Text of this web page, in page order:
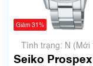
Giảm 31%
Tình trạng: N (Mới
chưa qua sử
Seiko Prospex